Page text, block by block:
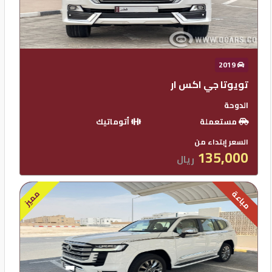
2019
تويوتا جي اكس ار
الدوحة
مستعملة
أتوماتيك
السعر إبتداء من
135,000 ريال
مميز مباعة